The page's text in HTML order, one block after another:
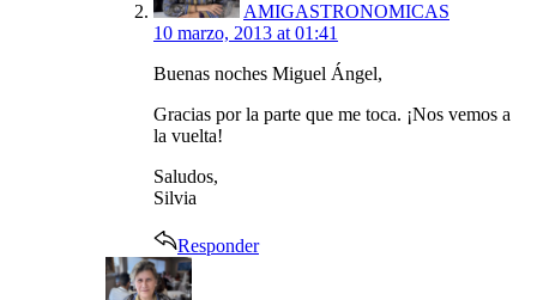
AMIGASTRONOMICAS
10 marzo, 2013 at 01:41
Buenas noches Miguel Ángel,
Gracias por la parte que me toca. ¡Nos vemos a
la vuelta!
Saludos,
Silvia
Responder
says: